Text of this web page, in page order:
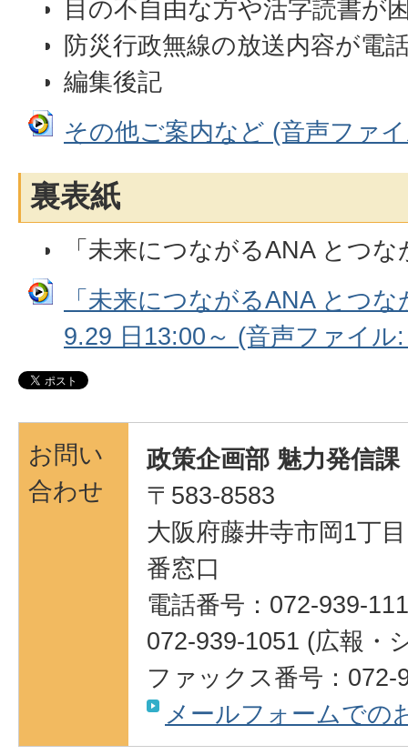
目の不自由な方や活字読書が
防災行政無線の放送内容が電
編集後記
その他ご案内など (音声ファ
裏表紙
「未来につながるANA とつ
「未来につながるANA とつ
9.29 日13:00～ (音声ファイル
お問い
合わせ
政策企画部 魅力発信課
〒583-8583
大阪府藤井寺市岡1丁
番窓口
電話番号：072-939-
072-939-1051 (広報・
ファックス番号：072-
メールフォームでの